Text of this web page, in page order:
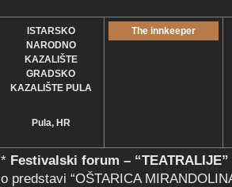
ISTARSKO
NARODNO
KAZALIŠTE
GRADSKO
KAZALIŠTE PULA
Pula, HR
The innkeeper
* Festivalski forum – “TEATRALIJE”
o predstavi “OŠTARICA